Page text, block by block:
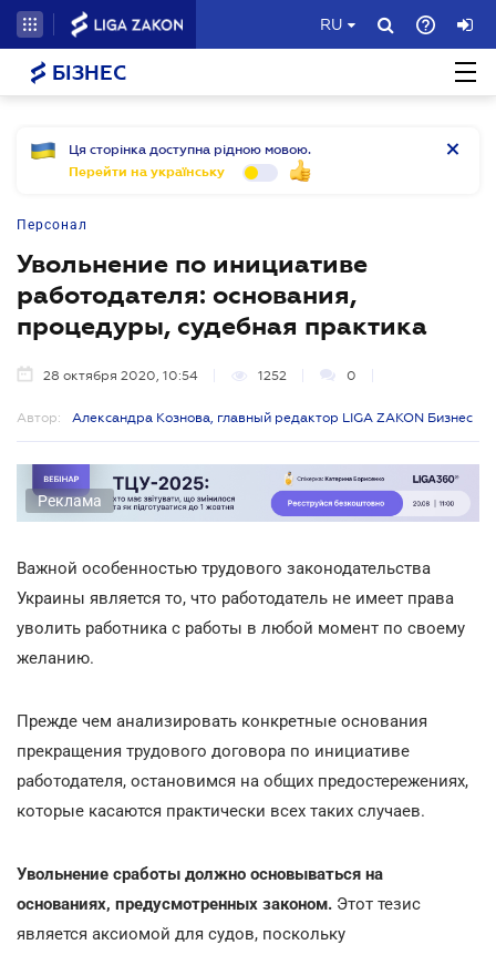
RU
БІЗНЕС
Ця сторінка доступна рідною мовою.
Перейти на українську
Персонал
Увольнение по инициативе
работодателя: основания,
процедуры, судебная практика
28 октября 2020, 10:54 1252 0
Автор: Александра Кознова, главный редактор LIGA ZAKON Бизнес
Реклама
Важной особенностью трудового законодательства
Украины является то, что работодатель не имеет права
уволить работника с работы в любой момент по своему
желанию.
Прежде чем анализировать конкретные основания
прекращения трудового договора по инициативе
работодателя, остановимся на общих предостережениях,
которые касаются практически всех таких случаев.
Увольнение сработы должно основываться на
основаниях, предусмотренных законом. Этот тезис
является аксиомой для судов, поскольку